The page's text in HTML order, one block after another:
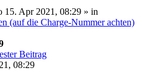
15. Apr 2021, 08:29 » in
(auf die Charge-Nummer achten)
Beitrag
08:29